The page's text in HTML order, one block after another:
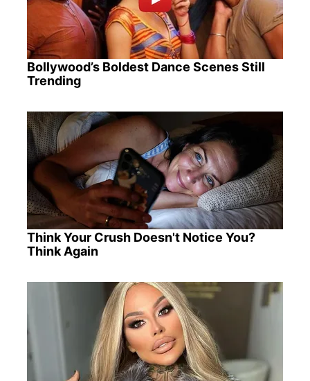
Bollywood’s Boldest Dance Scenes Still
Trending
Think Your Crush Doesn't Notice You?
Think Again